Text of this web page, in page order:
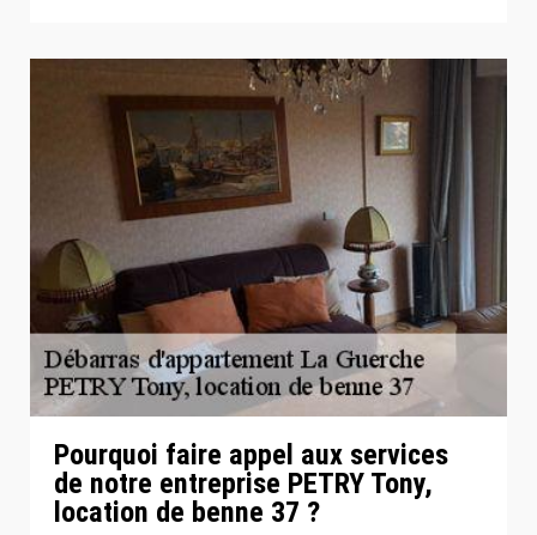
Pourquoi faire appel aux services
de notre entreprise PETRY Tony,
location de benne 37 ?